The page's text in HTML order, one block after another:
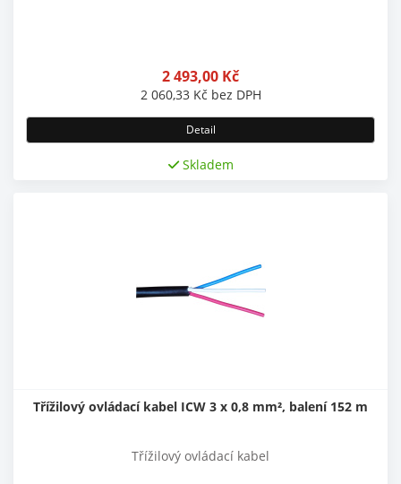
2 493,00 Kč
2 060,33 Kč bez DPH
Detail
Skladem
Třížilový ovládací kabel ICW 3 x 0,8 mm², balení 152 m
Třížilový ovládací kabel